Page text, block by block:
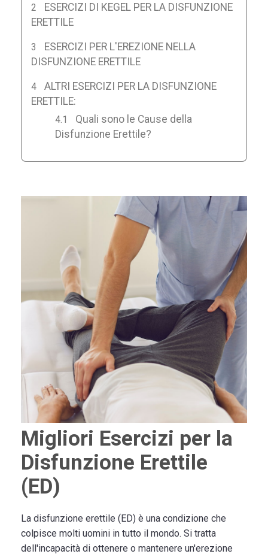
ESERCIZI DI KEGEL PER LA DISFUNZIONE
ERETTILE
ESERCIZI PER L'EREZIONE NELLA
DISFUNZIONE ERETTILE
ALTRI ESERCIZI PER LA DISFUNZIONE
ERETTILE:
Quali sono le Cause della
Disfunzione Erettile?
Migliori Esercizi per la
Disfunzione Erettile
(ED)
La disfunzione erettile (ED) è una condizione che
colpisce molti uomini in tutto il mondo. Si tratta
dell'incapacità di ottenere o mantenere un'erezione